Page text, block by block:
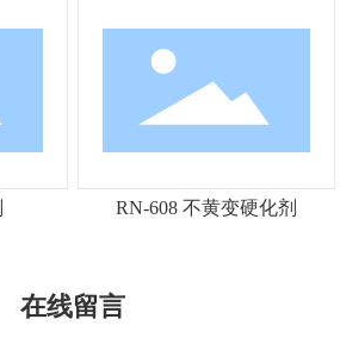
RN-608 不黄变硬化剂
在线留言